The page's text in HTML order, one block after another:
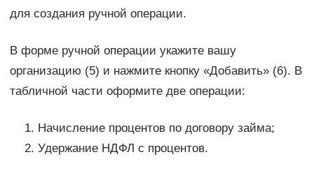
для создания ручной операции.
В форме ручной операции укажите вашу
организацию (5) и нажмите кнопку «Добавить» (6). В
табличной части оформите две операции:
Начисление процентов по договору займа;
Удержание НДФЛ с процентов.